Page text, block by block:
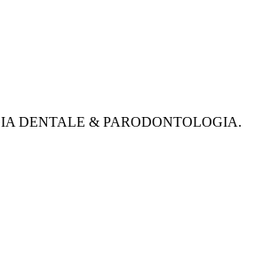
DENTALE & PARODONTOLOGIA.